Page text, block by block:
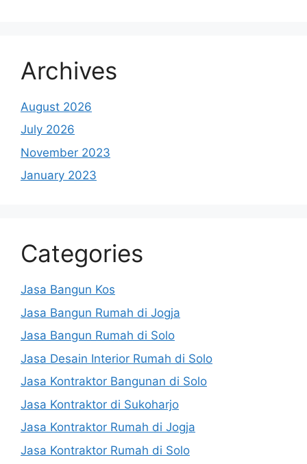
Archives
August 2026
July 2026
November 2023
January 2023
Categories
Jasa Bangun Kos
Jasa Bangun Rumah di Jogja
Jasa Bangun Rumah di Solo
Jasa Desain Interior Rumah di Solo
Jasa Kontraktor Bangunan di Solo
Jasa Kontraktor di Sukoharjo
Jasa Kontraktor Rumah di Jogja
Jasa Kontraktor Rumah di Solo